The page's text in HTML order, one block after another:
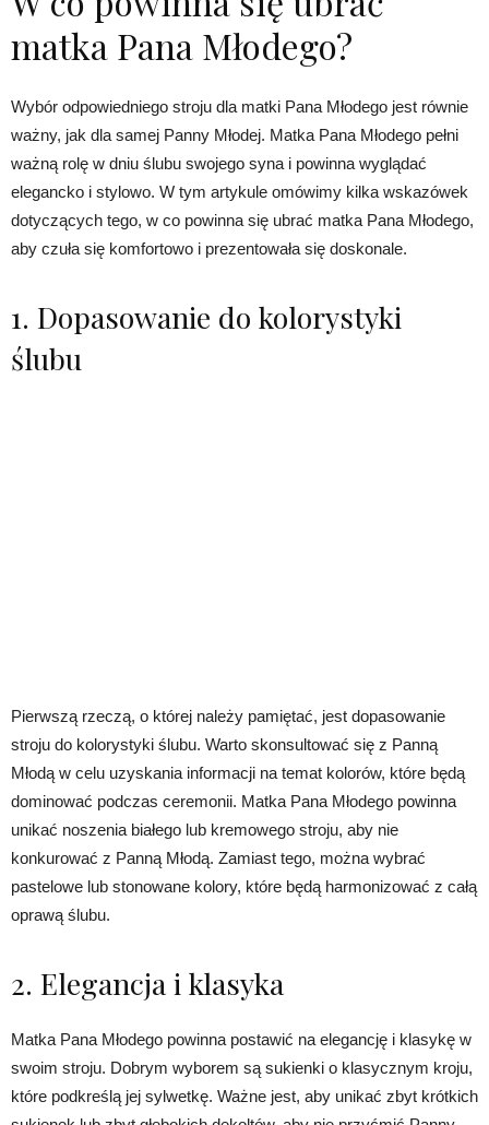
matka Pana Młodego?
Wybór odpowiedniego stroju dla matki Pana Młodego jest równie
ważny, jak dla samej Panny Młodej. Matka Pana Młodego pełni
ważną rolę w dniu ślubu swojego syna i powinna wyglądać
elegancko i stylowo. W tym artykule omówimy kilka wskazówek
dotyczących tego, w co powinna się ubrać matka Pana Młodego,
aby czuła się komfortowo i prezentowała się doskonale.
1. Dopasowanie do kolorystyki
ślubu
Pierwszą rzeczą, o której należy pamiętać, jest dopasowanie
stroju do kolorystyki ślubu. Warto skonsultować się z Panną
Młodą w celu uzyskania informacji na temat kolorów, które będą
dominować podczas ceremonii. Matka Pana Młodego powinna
unikać noszenia białego lub kremowego stroju, aby nie
konkurować z Panną Młodą. Zamiast tego, można wybrać
pastelowe lub stonowane kolory, które będą harmonizować z całą
oprawą ślubu.
2. Elegancja i klasyka
Matka Pana Młodego powinna postawić na elegancję i klasykę w
swoim stroju. Dobrym wyborem są sukienki o klasycznym kroju,
które podkreślą jej sylwetkę. Ważne jest, aby unikać zbyt krótkich